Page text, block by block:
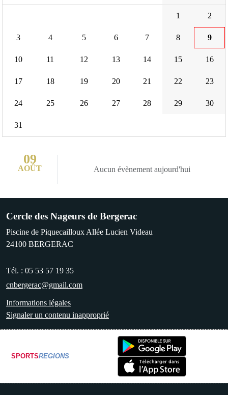
1 2
3 4 5 6 7 8 9
10 11 12 13 14 15 16
17 18 19 20 21 22 23
24 25 26 27 28 29 30
31
09
AOÛT Aucun évènement aujourd'hui
Cercle des Nageurs de Bergerac
Piscine de Piquecailloux Allée Lucien Videau
24100 BERGERAC
Tél. : 05 53 57 19 35
cnbergerac@gmail.com
Informations légales
Signaler un contenu inapproprié
SPORTSREGIONS